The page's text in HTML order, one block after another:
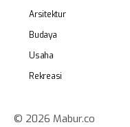
Arsitektur
Budaya
Usaha
Rekreasi
© 2026 Mabur.co